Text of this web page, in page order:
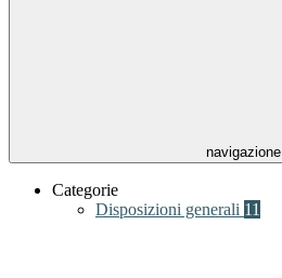
navigazione
Categorie
Disposizioni generali 11